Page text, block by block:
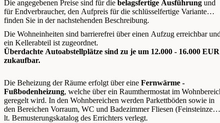
Die angegebenen Preise sind für die belagsfertige Ausführung und
für Endverbraucher, den Aufpreis für die schlüsselfertige Variante
finden Sie in der nachstehenden Beschreibung.
Die Wohneinheiten sind barrierefrei über einen Aufzug erreichbar
ein Kellerabteil ist zugeordnet.
Überdachte Autoabstellplätze sind zu je um 12.000 - 16.000 EUR
zukaufbar.
Die Beheizung der Räume erfolgt über eine Fernwärme -
Fußbodenheizung, welche über ein Raumthermostat im
geregelt wird. In den Wohnbereichen werden Parkettböden sowie in
den Bereichen Vorraum, WC und Badezimmer Fliesen
lt. Bemusterungskatalog des Errichters verlegt.